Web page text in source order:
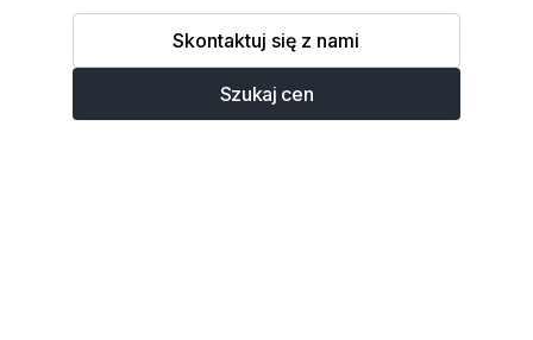
Skontaktuj się z nami
Szukaj cen